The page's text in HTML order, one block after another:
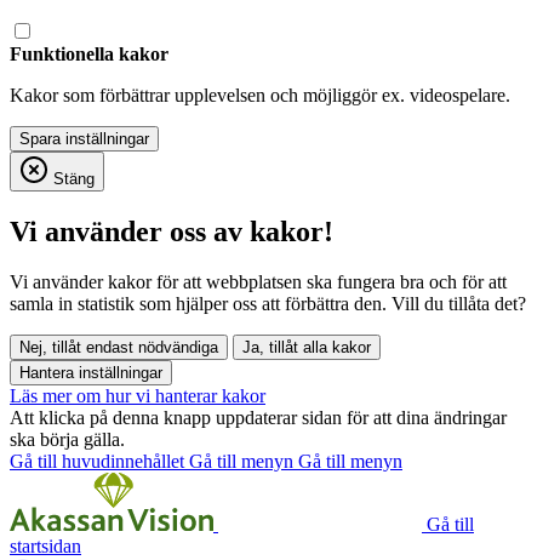
Funktionella kakor
Kakor som förbättrar upplevelsen och möjliggör ex. videospelare.
Stäng
Vi använder oss av kakor!
Vi använder kakor för att webbplatsen ska fungera bra och för att
samla in statistik som hjälper oss att förbättra den. Vill du tillåta det?
Nej, tillåt endast nödvändiga
Ja, tillåt alla kakor
Hantera inställningar
Läs mer om hur vi hanterar kakor
Att klicka på denna knapp uppdaterar sidan för att dina ändringar
ska börja gälla.
Gå till huvudinnehålletGå till menyn Gå till menyn
Gå till
startsidan